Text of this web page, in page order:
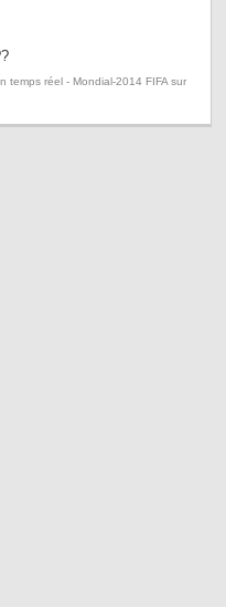
temps réel - Mondial-2014 FIFA sur